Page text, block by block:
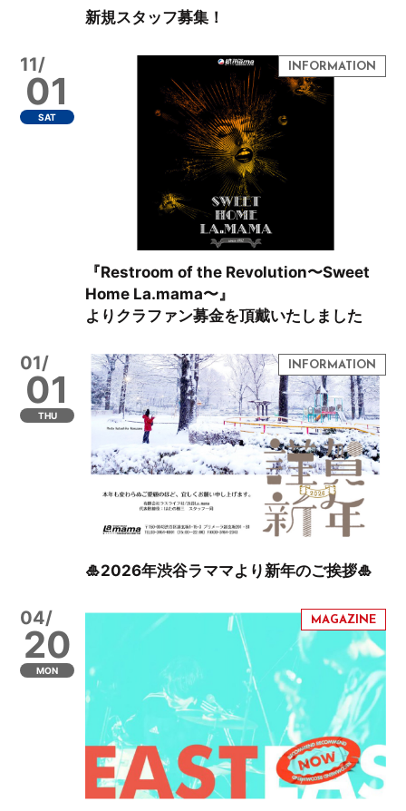
新規スタッフ募集！
11/
01
SAT
『Restroom of the Revolution〜Sweet
Home La.mama〜』
よりクラファン募金を頂戴いたしました
01/
01
THU
🎍2026年渋谷ラママより新年のご挨拶🎍
04/
20
MON